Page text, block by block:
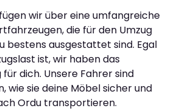
wir über eine umfangreiche
die für den Umzug
bestens ausgestattet sind. Egal
ist, wir haben das
dich. Unsere Fahrer sind
wie sie deine Möbel sicher und
Ordu transportieren.